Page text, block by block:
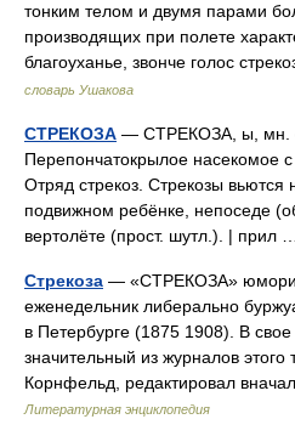
тонким телом и двумя парами
производящих при полете
благоуханье, звонче голос
словарь Ушакова
СТРЕКОЗА — СТРЕКОЗА, ы, мн.
Перепончатокрылое насекомое
Отряд стрекоз. Стрекозы
подвижном ребёнке, непоседе
вертолёте (прост. шутл.). | прил
Стрекоза — «СТРЕКОЗА»
еженедельник либерально
в Петербурге (1875 1908). В
значительный из журналов этого
Корнфельд, редактировал
Литературная энциклопедия